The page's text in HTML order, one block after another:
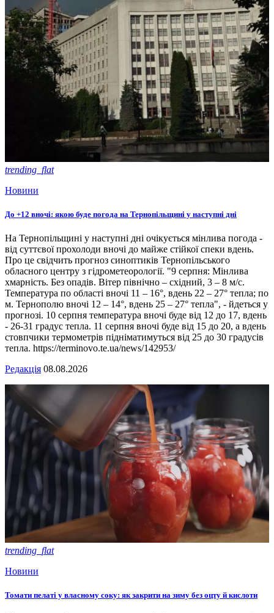
trending_flat
Новини
До +12 вночі: якою буде погода на Тернопільщині у наступні дні
На Тернопільщині у наступні дні очікується мінлива погода -
від суттєвої прохолоди вночі до майже стійкої спеки вдень.
Про це свідчить прогноз синоптиків Тернопільського
обласного центру з гідрометеорології. "9 серпня: Мінлива
хмарність. Без опадів. Вітер північно – східний, 3 – 8 м/с.
Температура по області вночі 11 – 16°, вдень 22 – 27° тепла; по
м. Тернополю вночі 12 – 14°, вдень 25 – 27° тепла", - йдеться у
прогнозі. 10 серпня температура вночі буде від 12 до 17, вдень
- 26-31 градус тепла. 11 серпня вночі буде від 15 до 20, а вдень
стовпчики термометрів підніматимуться від 25 до 30 градусів
тепла. https://terminovo.te.ua/news/142953/
Редакція 08.08.2026
trending_flat
Новини
Томати пелаті у власному соку: як закрити на зиму без оцту й кислоти